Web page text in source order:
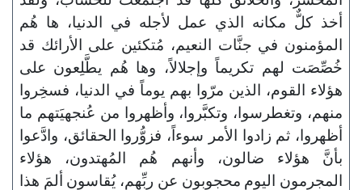
أخذ كلٌّ مكانه الذي عمل لأجله في الدنيا، ها هُم
المؤمنون في جنَّات النعيم، مُتكئين على الأرائك قد
خُصِّصَت لهم تكريماً وإجلالاً، وها هُم يطَّلِعون على
هؤلاء القوم، الذين مرّوا بهم يوماً في الدنيا، فسخِروا
منهم، وتغطرسوا، وتكبَّروا، وأظهروا من عُنجهيَتهم ما
أظهروا، ثم زادوا الأمر سوءاً، فزوُّروا الحقائق، وادَّعوا
بأنَّ هؤلاء ضالون، وأنهم هُم المُهتدون، هؤلاء
المجرمون اليوم محجوبون عن ربِّهم، يُقاسون ألمَ هذا